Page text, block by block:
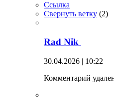
Ссылка
Свернуть ветку (2)
Rad Nik
30.04.2026 | 10:22
Комментарий